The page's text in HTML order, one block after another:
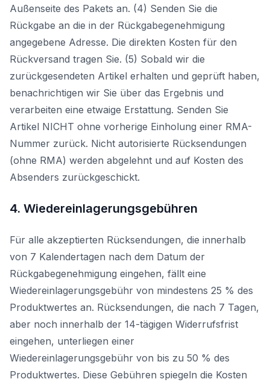
Außenseite des Pakets an. (4) Senden Sie die
Rückgabe an die in der Rückgabegenehmigung
angegebene Adresse. Die direkten Kosten für den
Rückversand tragen Sie. (5) Sobald wir die
zurückgesendeten Artikel erhalten und geprüft haben,
benachrichtigen wir Sie über das Ergebnis und
verarbeiten eine etwaige Erstattung. Senden Sie
Artikel NICHT ohne vorherige Einholung einer RMA-
Nummer zurück. Nicht autorisierte Rücksendungen
(ohne RMA) werden abgelehnt und auf Kosten des
Absenders zurückgeschickt.
4. Wiedereinlagerungsgebühren
Für alle akzeptierten Rücksendungen, die innerhalb
von 7 Kalendertagen nach dem Datum der
Rückgabegenehmigung eingehen, fällt eine
Wiedereinlagerungsgebühr von mindestens 25 % des
Produktwertes an. Rücksendungen, die nach 7 Tagen,
aber noch innerhalb der 14-tägigen Widerrufsfrist
eingehen, unterliegen einer
Wiedereinlagerungsgebühr von bis zu 50 % des
Produktwertes. Diese Gebühren spiegeln die Kosten